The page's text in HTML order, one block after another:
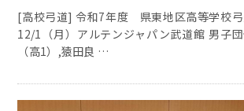
[高校弓道] 令和7年度 県東地区高等学校
12/1（月）アルテンジャパン武道館 男子
（高1）,猿田良 …